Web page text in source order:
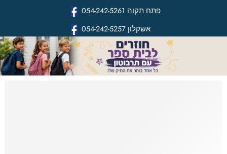
פתח תקוה 054-242-5261
אשקלון054-242-5257